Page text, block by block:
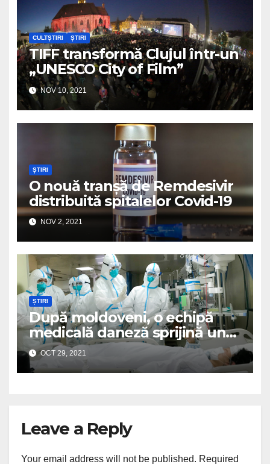
CULTȘTIRI ȘTIRI
TIFF transformă Clujul într-un
„UNESCO City of Film”
NOV 10, 2021
ȘTIRI
O nouă tranșă de Remdesivir
distribuită spitalelor Covid-19
NOV 2, 2021
ȘTIRI
După moldoveni, o echipă
medicală daneză sprijină un
spital românesc
OCT 29, 2021
Leave a Reply
Your email address will not be published. Required